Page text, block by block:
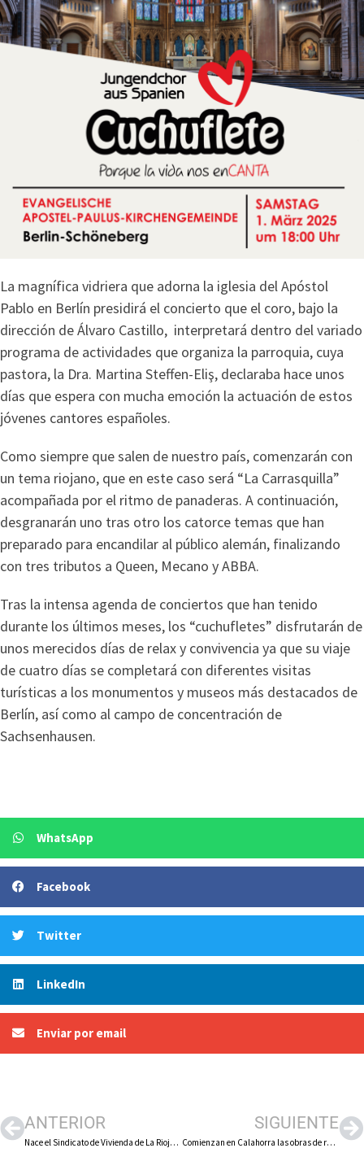
La magnífica vidriera que adorna la iglesia del Apóstol
Pablo en Berlín presidirá el concierto que el coro, bajo la
dirección de Álvaro Castillo, interpretará dentro del variado
programa de actividades que organiza la parroquia, cuya
pastora, la Dra. Martina Steffen-Eliş, declaraba hace unos
días que espera con mucha emoción la actuación de estos
jóvenes cantores españoles.
Como siempre que salen de nuestro país, comenzarán con
un tema riojano, que en este caso será “La Carrasquilla”
acompañada por el ritmo de panaderas. A continuación,
desgranarán uno tras otro los catorce temas que han
preparado para encandilar al público alemán, finalizando
con tres tributos a Queen, Mecano y ABBA.
Tras la intensa agenda de conciertos que han tenido
durante los últimos meses, los “cuchufletes” disfrutarán de
unos merecidos días de relax y convivencia ya que su viaje
de cuatro días se completará con diferentes visitas
turísticas a los monumentos y museos más destacados de
Berlín, así como al campo de concentración de
Sachsenhausen.
WhatsApp
Facebook
Twitter
LinkedIn
Enviar por email
ANTERIOR
Nace el Sindicato de Vivienda de La Rioja para hacer frente a la crisis habitacional
SIGUIENTE
Comienzan en Calahorra las obras de recuperación de la Fuente de los 13 Caños con un presupuesto de 103.48 euros